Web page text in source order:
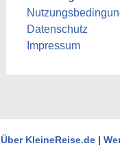
Datenschutz
Impressum
Über KleineReise.de |